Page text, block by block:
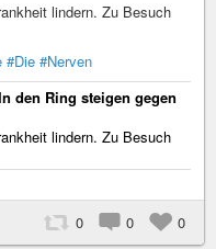
lindern. Zu Besuch
#Die #Nerven
den Ring steigen gegen
lindern. Zu Besuch
0 0 0